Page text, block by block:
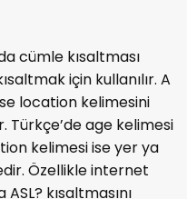
cümle kısaltması
için kullanılır. A
location kelimesini
age kelimesi
kelimesi ise yer ya